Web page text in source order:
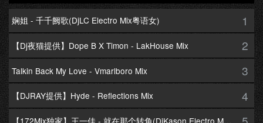
娴姐 - 千千阙歌(DjLC Electro Mix粤语女) 1
【Dj夜猫提供】Dope B X Timon - LakHouse Mix 2
Talkin Back My Love - Vmarlboro Mix 3
【DJRAY提供】Hyde - Reflections Mix 4
【172Mix独家】王一佳 - 就在那个转角(DjKason Electro Mix国语女)